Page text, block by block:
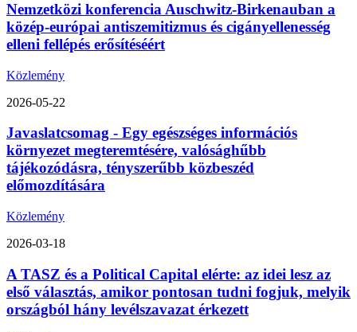
Nemzetközi konferencia Auschwitz-Birkenauban a
közép-európai antiszemitizmus és cigányellenesség
elleni fellépés erősítéséért
Közlemény
2026-05-22
Javaslatcsomag - Egy egészséges információs
környezet megteremtésére, valósághűbb
tájékozódásra, tényszerűbb közbeszéd
előmozdítására
Közlemény
2026-03-18
A TASZ és a Political Capital elérte: az idei lesz az
első választás, amikor pontosan tudni fogjuk, melyik
országból hány levélszavazat érkezett